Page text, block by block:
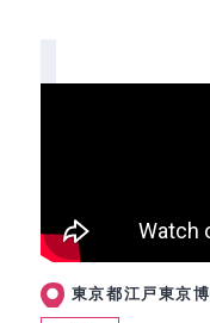
東京都江戸東京